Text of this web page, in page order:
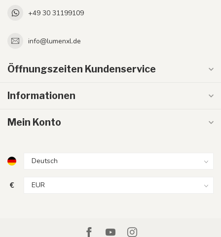
+49 30 31199109
info@lumenxl.de
Öffnungszeiten Kundenservice
Informationen
Mein Konto
€